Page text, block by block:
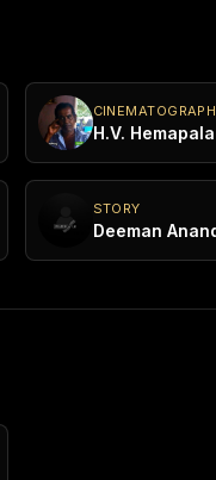
H.V. Hemapala
STORY
Deeman